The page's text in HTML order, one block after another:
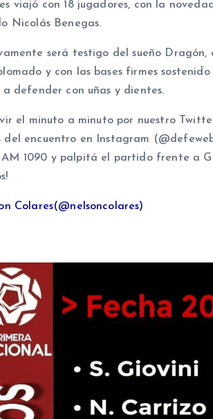
viajó con 18 jugadores, con la
Nicolás Benegas.
será testigo del sueño
y con las bases firmes
a defender con uñas y dientes.
el minuto a minuto por nuestro
del encuentro en Instagram
AM 1090 y palpitá el partido frente a
Colares(@nelsoncolares)